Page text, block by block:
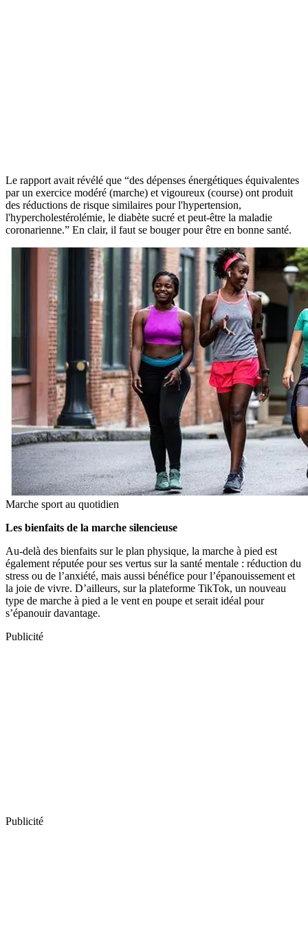
Le rapport avait révélé que “des dépenses énergétiques équivalentes
par un exercice modéré (marche) et vigoureux (course) ont produit
des réductions de risque similaires pour l'hypertension,
l'hypercholestérolémie, le diabète sucré et peut-être la maladie
coronarienne.” En clair, il faut se bouger pour être en bonne santé.
Marche sport au quotidien
Les bienfaits de la marche silencieuse
Au-delà des bienfaits sur le plan physique, la marche à pied est
également réputée pour ses vertus sur la santé mentale : réduction du
stress ou de l’anxiété, mais aussi bénéfice pour l’épanouissement et
la joie de vivre. D’ailleurs, sur la plateforme TikTok, un nouveau
type de marche à pied a le vent en poupe et serait idéal pour
s’épanouir davantage.
Publicité
Publicité